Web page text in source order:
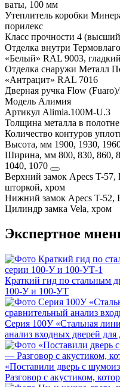
ваты, 100 мм
Утеплитель коробки
порилекс
Класс прочности 4
Отделка внутри
«Белый» RAL 9003, гладкий
Отделка снаружи Металл
«Антрацит» RAL 7016
Дверная ручка Flow
Модель Алимия
Артикул Alimia.100M-U.3
Толщина металла в
Количество контуров
Высота, мм 1900, 1930,
Ширина, мм 800, 830, 860,
1040, 1070
Верхний замок Apecs T-57,
шторкой, хром
Нижний замок Apecs T-52,
Цилиндр замка Vela, хром
Экспертное
Краткий гид по стальным
100‑У и 100‑УТ
Серия 100У «Стальная
анализ входных дверей для
«Поставили дверь с
Разговор с акустиком,